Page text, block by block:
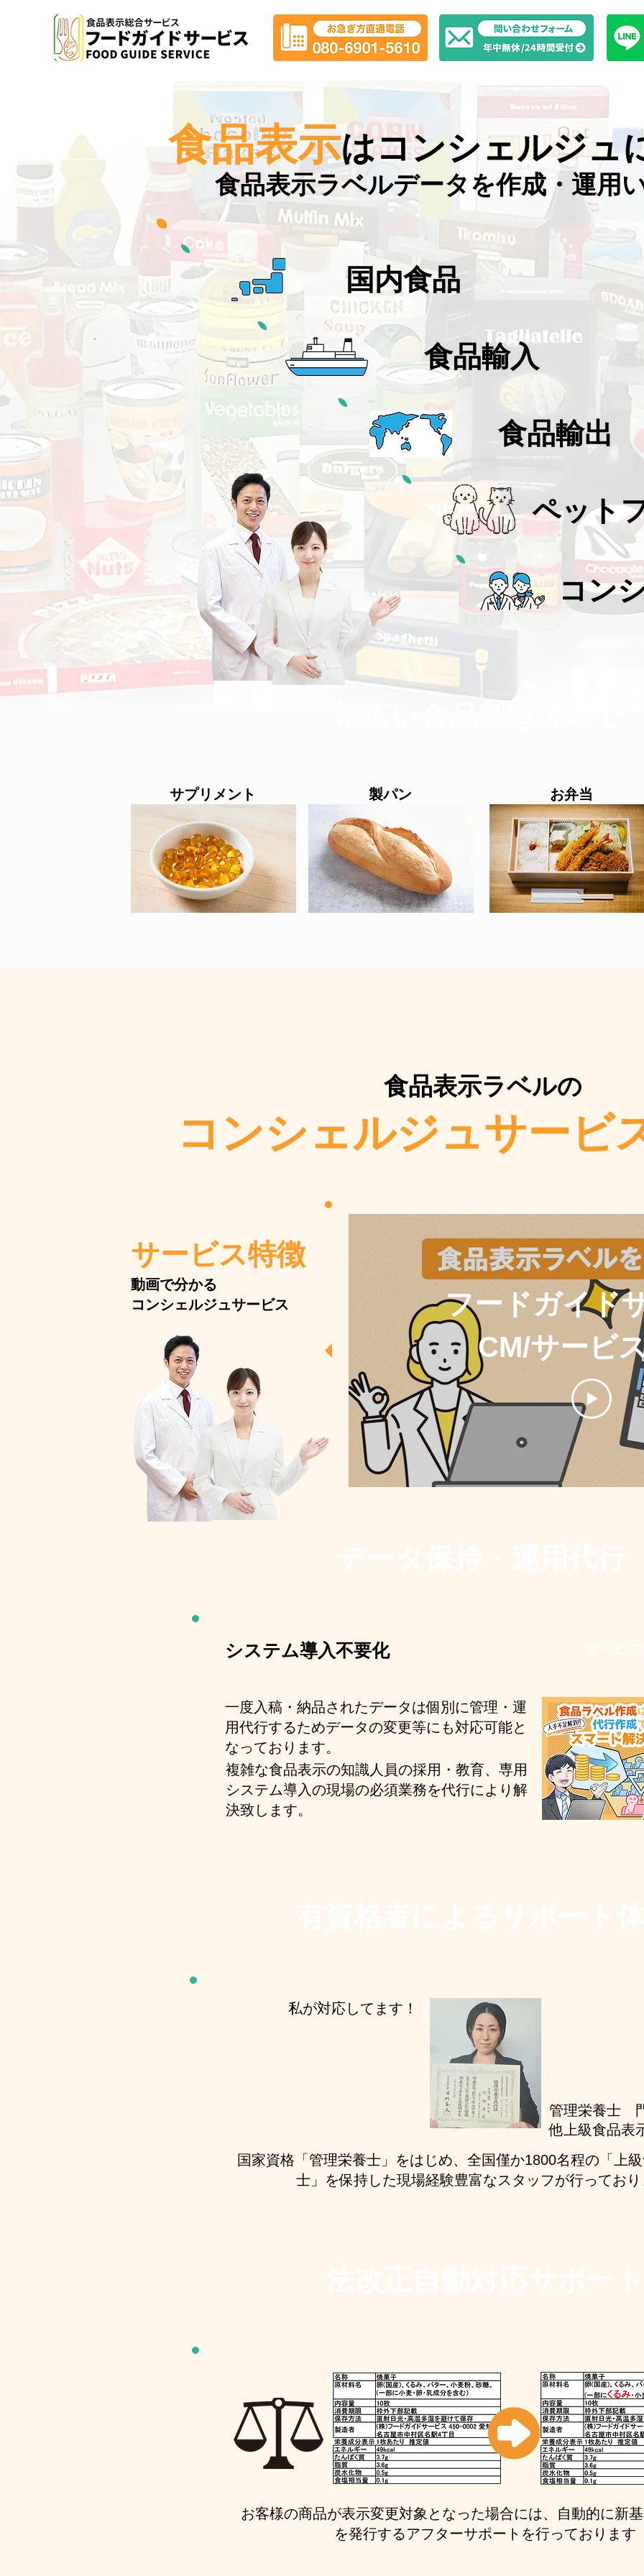
食品表示はコンシェルジュ
食品表示ラベルデータを作成・運用
​国内食品
​食品輸入
ペット
コン
​食品輸出
サプリメント 製パン ​お弁当
食品表示ラベルの
コンシェルジュサービ
フードガイド
CM/サービ
​サービス特徴
​動画で分かる
コンシェルジュサービス​
システム導入不要化
​一度入稿・納品されたデータは個別に管理・運
用代行するためデータの変更等にも対応可能と
なっております。
複雑な食品表示の知識人員の採用・教育、専用
システム導入の現場の必須業務を代行により解
決致します。
私が対応してます！
管理栄養士
他上級食品表
国家資格「管理栄養士」をはじめ、全国僅か1800名程の「上
士」を保持した現場経験豊富なスタッフが行ってお
お客様の商品が表示変更対象となった場合には、自動的に新
を発行するアフターサポートを行っております